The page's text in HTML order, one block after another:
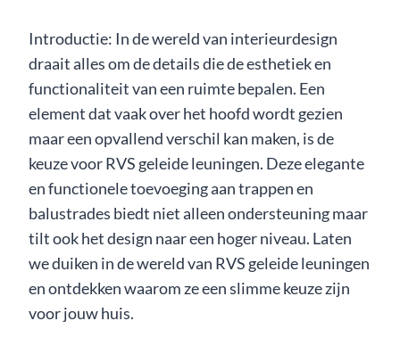
Introductie: In de wereld van interieurdesign
draait alles om de details die de esthetiek en
functionaliteit van een ruimte bepalen. Een
element dat vaak over het hoofd wordt gezien
maar een opvallend verschil kan maken, is de
keuze voor RVS geleide leuningen. Deze elegante
en functionele toevoeging aan trappen en
balustrades biedt niet alleen ondersteuning maar
tilt ook het design naar een hoger niveau. Laten
we duiken in de wereld van RVS geleide leuningen
en ontdekken waarom ze een slimme keuze zijn
voor jouw huis.